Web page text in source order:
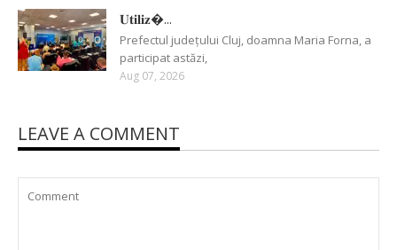
𝐔𝐭𝐢𝐥𝐢𝐳�...
Prefectul județului Cluj, doamna Maria Forna, a
participat astăzi,
Aug 07, 2026
LEAVE A COMMENT